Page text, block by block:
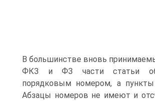
В большинстве вновь
ФКЗ и ФЗ части статьи
порядковым номером, а
Абзацы номеров не имеют и